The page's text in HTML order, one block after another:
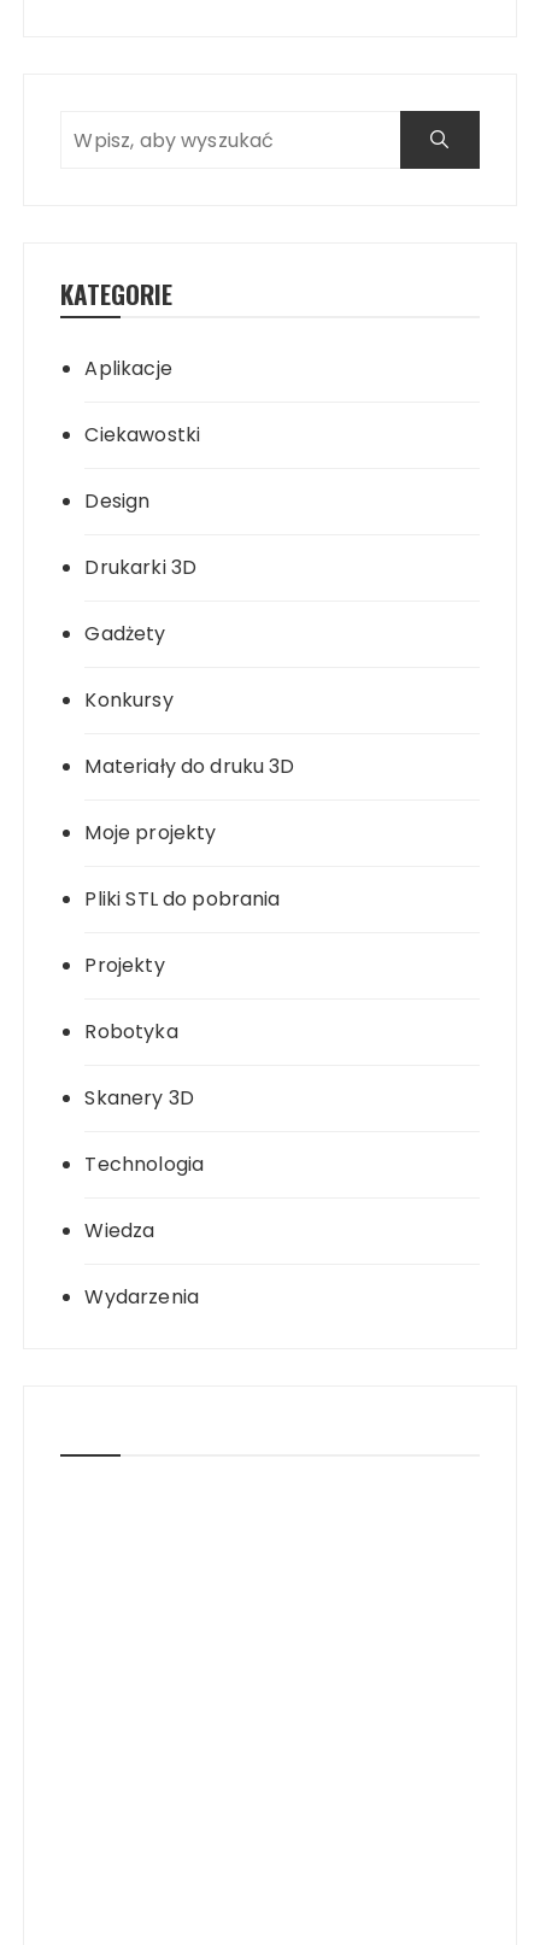
KATEGORIE
Aplikacje
Ciekawostki
Design
Drukarki 3D
Gadżety
Konkursy
Materiały do druku 3D
Moje projekty
Pliki STL do pobrania
Projekty
Robotyka
Skanery 3D
Technologia
Wiedza
Wydarzenia